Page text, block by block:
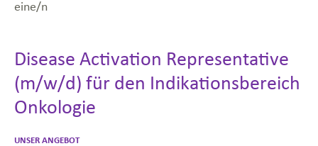
eine/n
Disease Activation Representative
(m/w/d) für den Indikationsbereich
Onkologie
UNSER ANGEBOT